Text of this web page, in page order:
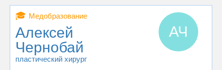
🎓 Медобразование
Алексей
Чернобай
пластический хирург
АЧ